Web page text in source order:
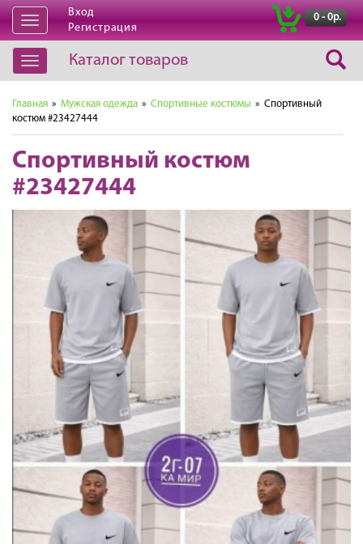
Открыть
навигацию
Вход
Регистрация
0 - 0р.
Открыть
навигацию
Каталог товаров
Главная » Мужская одежда » Спортивные костюмы » Спортивный
костюм #23427444
Спортивный костюм
#23427444